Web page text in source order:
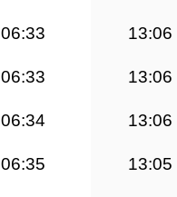
06:33 13:06
06:33 13:06
06:34 13:06
06:35 13:05